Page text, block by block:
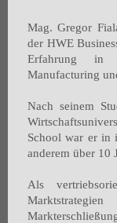
Mag. Gregor
der HWE
Erfahrung in
Manufacturing
Nach seinem
School war er in
anderem über 10
Als